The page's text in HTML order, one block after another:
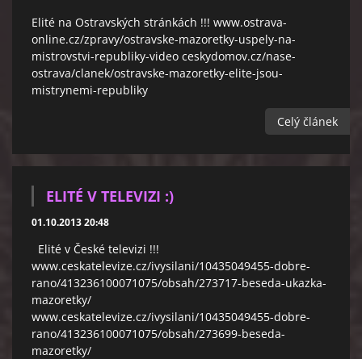
Elité na Ostravských stránkách !!! www.ostrava-
online.cz/zpravy/ostravske-mazoretky-uspely-na-
mistrovstvi-republiky-video ceskydomov.cz/nase-
ostrava/clanek/ostravske-mazoretky-elite-jsou-
mistrynemi-republiky
Celý článek
ELITÉ V TELEVIZI :)
01.10.2013 20:48
Elité v České televizi !!!
www.ceskatelevize.cz/ivysilani/10435049455-dobre-
rano/413236100071075/obsah/273717-beseda-ukazka-
mazoretky/
www.ceskatelevize.cz/ivysilani/10435049455-dobre-
rano/413236100071075/obsah/273699-beseda-
mazoretky/